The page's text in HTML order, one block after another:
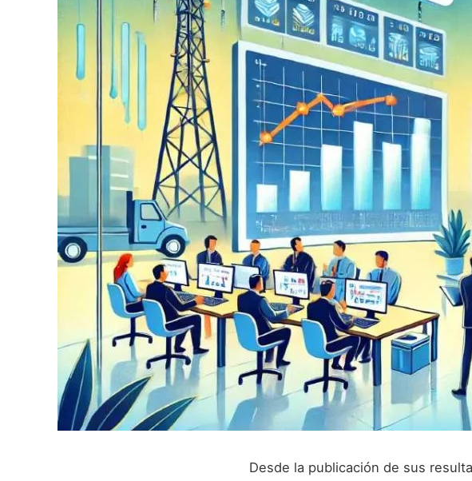
Desde la publicación de sus